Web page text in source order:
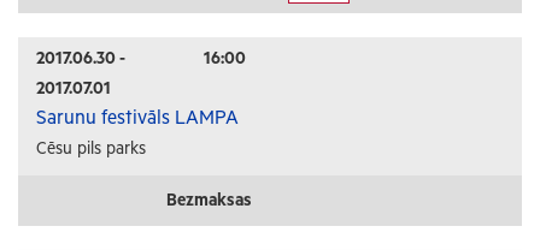
2017.06.30 -
2017.07.01
16:00
Sarunu festivāls LAMPA
Cēsu pils parks
Bezmaksas